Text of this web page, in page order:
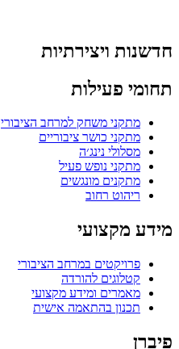
חדשנות ויצירתיות
תחומי פעילות
מתקני משחק למרחב הציבורי
מתקני כושר ציבוריים
מסלולי נינג׳ה
מתקני נופש פעיל
מתקנים מונגשים
ריהוט רחוב
מידע מקצועי
פרויקטים במרחב הציבורי
קטלוגים להורדה
מאמרים ומידע מקצועי
תכנון בהתאמה אישית
פיברן